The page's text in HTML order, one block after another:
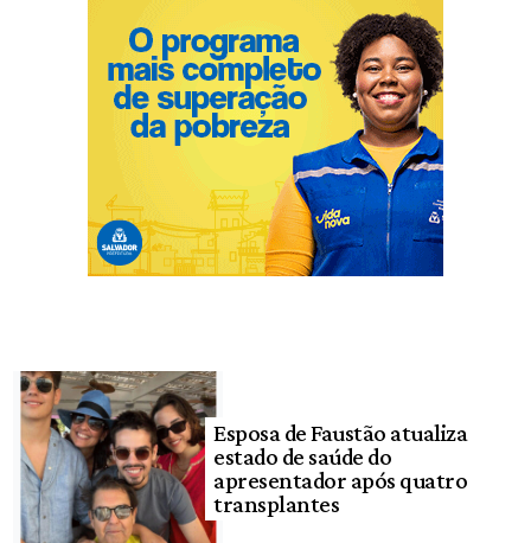
Esposa de Faustão atualiza
estado de saúde do
apresentador após quatro
transplantes